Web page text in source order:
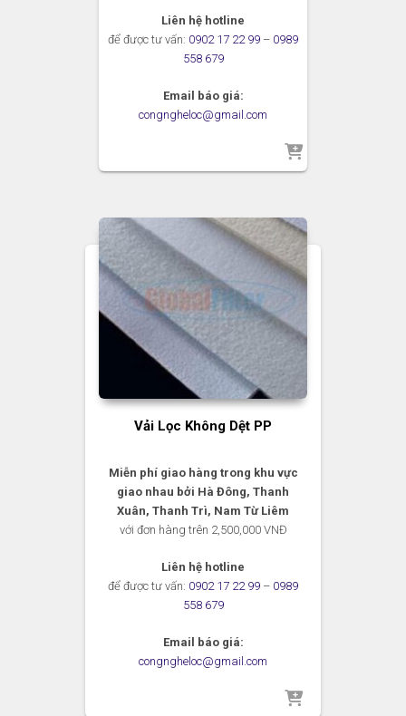
Liên hệ hotline
để được tư vấn: 0902 17 22 99 – 0989
558 679
Email báo giá:
congngheloc@gmail.com
Vải Lọc Không Dệt PP
Miễn phí giao hàng trong khu vực
giao nhau bởi Hà Đông, Thanh
Xuân, Thanh Trì, Nam Từ Liêm
với đơn hàng trên 2,500,000 VNĐ
Liên hệ hotline
để được tư vấn: 0902 17 22 99 – 0989
558 679
Email báo giá:
congngheloc@gmail.com